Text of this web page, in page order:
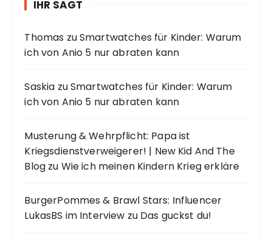
IHR SAGT
Thomas zuSmartwatches für Kinder: Warum
ich von Anio 5 nur abraten kann
Saskia zuSmartwatches für Kinder: Warum
ich von Anio 5 nur abraten kann
Musterung & Wehrpflicht: Papa ist
Kriegsdienstverweigerer! | New Kid And The
Blog zu Wie ich meinen Kindern Krieg erkläre
BurgerPommes & Brawl Stars: Influencer
LukasBS im Interview zu Das guckst du!